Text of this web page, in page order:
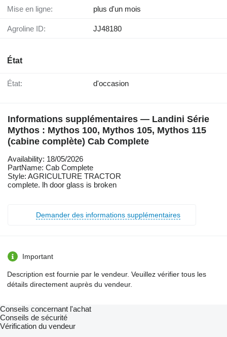
Mise en ligne: plus d'un mois
Agroline ID: JJ48180
État
État: d'occasion
Informations supplémentaires — Landini Série
Mythos : Mythos 100, Mythos 105, Mythos 115
(cabine complète) Cab Complete
Availability: 18/05/2026
PartName: Cab Complete
Style: AGRICULTURE TRACTOR
complete. lh door glass is broken
Demander des informations supplémentaires
Important
Description est fournie par le vendeur. Veuillez vérifier tous les
détails directement auprès du vendeur.
Conseils concernant l'achat
Conseils de sécurité
Vérification du vendeur